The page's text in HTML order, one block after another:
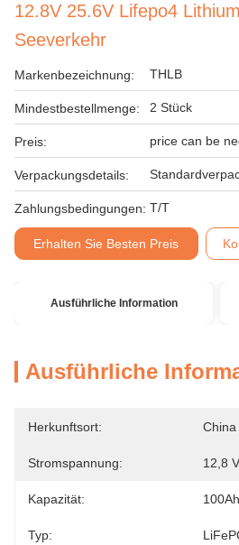
12.8V 25.6V Lifepo4
Seeverkehr
Markenbezeichnung: THLB
Mindestbestellmenge: 2 Stück
Preis: price can be
Verpackungsdetails:
Zahlungsbedingungen: T/T
Erhalten Sie Besten Preis
Ausführliche Information
Ausführliche
Herkunftsort: China
Stromspannung: 12,8 V
Kapazität: 100Ah
Typ: